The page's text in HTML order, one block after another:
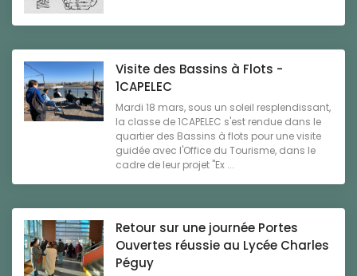
Visite des Bassins à Flots -
1CAPELEC
Mardi 18 mars, sous un soleil resplendissant,
la classe de 1CAPELEC s'est rendue dans le
quartier des Bassins à flots pour une visite
guidée avec l'Office du Tourisme, dans le
cadre de leur projet "Ex ...
Retour sur une journée Portes
Ouvertes réussie au Lycée Charles
Péguy